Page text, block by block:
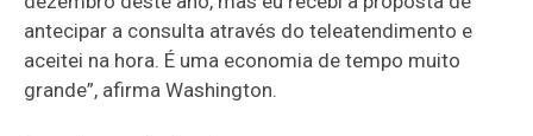
antecipar a consulta através do teleatendimento e
aceitei na hora. É uma economia de tempo muito
grande”, afirma Washington.